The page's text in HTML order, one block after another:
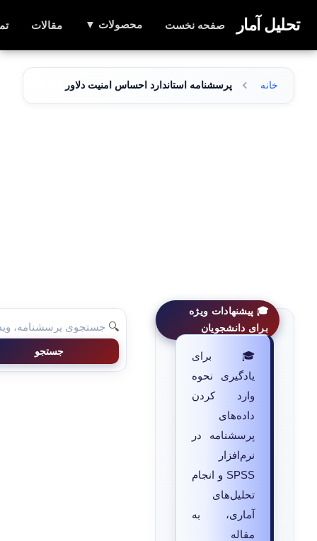
تحلیل آمار صفحه نخست محصولات ▼ مقالات
خانه پرسشنامه استاندارد احساس امنیت دلاور 1384
🎓 پیشنهادات ویژه
برای دانشجویان
🎓 برای
یادگیری نحوه
وارد کردن
داده‌های
پرسشنامه در
نرم‌افزار
SPSS و انجام
تحلیل‌های
آماری، به
مقاله
🔍
جستجو